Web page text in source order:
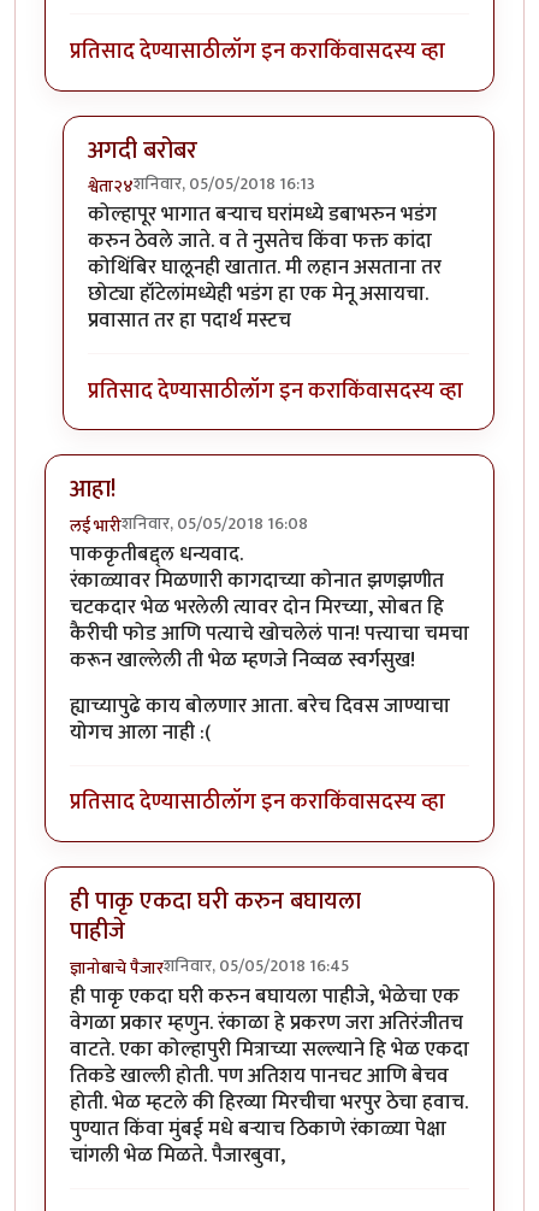
प्रतिसाद देण्यासाठीलॉग इन कराकिंवासदस्य व्हा
अगदी बरोबर
श्वेता२४शनिवार, 05/05/2018 16:13
In reply toछान!byकंजूस
कोल्हापूर भागात बऱ्याच घरांमध्ये डबाभरुन भडंग
करुन ठेवले जाते. व ते नुसतेच किंवा फक्त कांदा
कोथिंबिर घालूनही खातात. मी लहान असताना तर
छोट्या हॉटेलांमध्येही भडंग हा एक मेनू असायचा.
प्रवासात तर हा पदार्थ मस्टच
प्रतिसाद देण्यासाठीलॉग इन कराकिंवासदस्य व्हा
आहा!
लई भारीशनिवार, 05/05/2018 16:08
पाककृतीबद्द्ल धन्यवाद.
रंकाळ्यावर मिळणारी कागदाच्या कोनात झणझणीत
चटकदार भेळ भरलेली त्यावर दोन मिरच्या, सोबत हि
कैरीची फोड आणि पत्याचे खोचलेलं पान! पत्त्याचा चमचा
करून खाल्लेली ती भेळ म्हणजे निव्वळ स्वर्गसुख!
ह्याच्यापुढे काय बोलणार आता. बरेच दिवस जाण्याचा
योगच आला नाही :(
प्रतिसाद देण्यासाठीलॉग इन कराकिंवासदस्य व्हा
ही पाकृ एकदा घरी करुन बघायला
पाहीजे
ज्ञानोबाचे पैजारशनिवार, 05/05/2018 16:45
ही पाकृ एकदा घरी करुन बघायला पाहीजे, भेळेचा एक
वेगळा प्रकार म्हणुन. रंकाळा हे प्रकरण जरा अतिरंजीतच
वाटते. एका कोल्हापुरी मित्राच्या सल्ल्याने हि भेळ एकदा
तिकडे खाल्ली होती. पण अतिशय पानचट आणि बेचव
होती. भेळ म्हटले की हिरव्या मिरचीचा भरपुर ठेचा हवाच.
पुण्यात किंवा मुंबई मधे बर्‍याच ठिकाणे रंकाळ्या पेक्षा
चांगली भेळ मिळते. पैजारबुवा,